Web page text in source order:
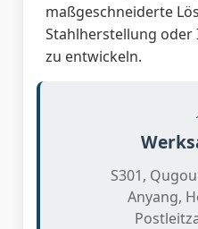
maßgeschneiderte
Stahlherstellung
zu entwickeln.
S301,
Anyang,